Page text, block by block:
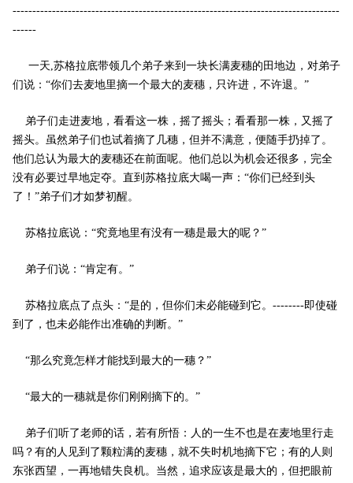
-----------------------------------------------------------------------------------
------
一天,苏格拉底带领几个弟子来到一块长满麦穗的田地边，对弟子
们说：“你们去麦地里摘一个最大的麦穗，只许进，不许退。”
弟子们走进麦地，看看这一株，摇了摇头；看看那一株，又摇了
摇头。虽然弟子们也试着摘了几穗，但并不满意，便随手扔掉了。
他们总认为最大的麦穗还在前面呢。他们总以为机会还很多，完全
没有必要过早地定夺。直到苏格拉底大喝一声：“你们已经到头
了！”弟子们才如梦初醒。
苏格拉底说：“究竟地里有没有一穗是最大的呢？”
弟子们说：“肯定有。”
苏格拉底点了点头：“是的，但你们未必能碰到它。--------即使碰
到了，也未必能作出准确的判断。”
“那么究竟怎样才能找到最大的一穗？”
“最大的一穗就是你们刚刚摘下的。”
弟子们听了老师的话，若有所悟：人的一生不也是在麦地里行走
吗？有的人见到了颗粒满的麦穗，就不失时机地摘下它；有的人则
东张西望，一再地错失良机。当然，追求应该是最大的，但把眼前